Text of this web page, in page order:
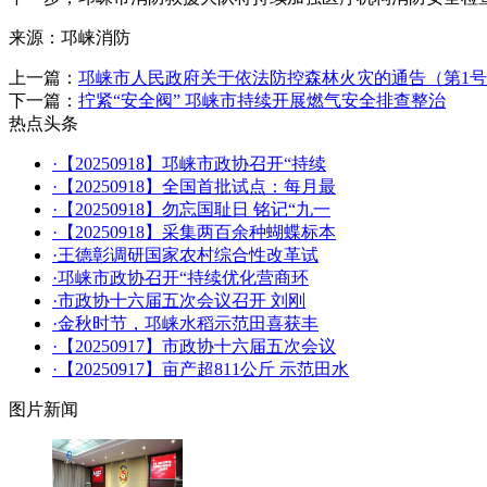
来源：邛崃消防
上一篇： 邛崃市人民政府关于依法防控森林火灾的通告（第1
下一篇： 拧紧“安全阀” 邛崃市持续开展燃气安全排查整治
热点头条
·【20250918】邛崃市政协召开“持续
·【20250918】全国首批试点：每月最
·【20250918】勿忘国耻日 铭记“九一
·【20250918】采集两百余种蝴蝶标本
·王德彰调研国家农村综合性改革试
·邛崃市政协召开“持续优化营商环
·市政协十六届五次会议召开 刘刚
·金秋时节，邛崃水稻示范田喜获丰
·【20250917】市政协十六届五次会议
·【20250917】亩产超811公斤 示范田水
图片新闻